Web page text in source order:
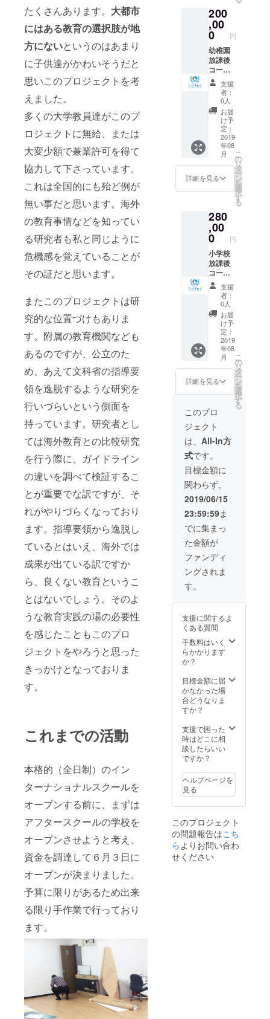
たくさんあります。 大都市
にはある教育の選択肢が地
方にないというのはあまり
に子供達がかわいそうだと
思いこのプロジェクトを考
えました。
多くの大学教員達がこのプ
ロジェクトに無給、または
大変少額で兼業許可を得て
協力して下さっています。
これは全国的にも殆ど例が
無い事だと思います。海外
の教育事情などを知ってい
る研究者も私と同じように
危機感を覚えていることが
その証だと思います。
またこのプロジェクトは研
究的な位置づけもありま
す。附属の教育機関なども
あるのですが、公立のた
め、あえて文科省の指導要
領を逸脱するような研究を
行いづらいという側面を
持っています。研究者とし
ては海外教育との比較研究
を行う際に、ガイドライン
の違いを調べて検証するこ
とが重要でな訳ですが、そ
れがやりづらくなっており
ます。指導要領から逸脱し
ているとはいえ、海外では
成果が出ている訳ですか
ら、良くない教育というこ
とはないでしょう。そのよ
うな教育実践の場の必要性
を感じたこともこのプロ
ジェクトをやろうと思った
きっかけとなっておりま
す。
これまでの活動
本格的（全日制）のイン
ターナショナルスクールを
オープンする前に、まずは
アフタースクールの学校を
オープンさせようと考え、
資金を調達して６月３日に
オープンが決まりました。
予算に限りがあるため出来
る限り手作業で行っており
ます。
※支援
時、必
ず備考
欄にご
希望の
お名前
をご記
入くだ
さい。
記入の
ない場
合は
CAMPF
IREの
ユー
ザー名
を掲
載・名
入れい
たしま
了承く
ださ
い。
shirtsは
白・青
サイズ
100 /
110 /
120 / S
/M / L か
らご用
意いた
してお
りま
す。プ
ルダウ
ンから
お選び
くださ
い。 パ
ズルは
名入れ
いたし
※支援
時、必
ず備考
欄にご
希望の
お名前
をご記
入くだ
さい。
記入の
ない場
合は
CAMPF
IREの
ユー
ザー名
を掲
載・名
入れい
たしま
す。ご
了承く
ださ
い。
ズル
（イ
メー
ジ）
内装壁
面にお
名前を
デザイ
ン
（大）
し、撮
影した
写真を
オリジ
ナル写
真フ
レーム
と共に
お届け
しま
shirtsは
白・青
サイズ
100 /
110 /
120 / S
/M / L か
らご用
意いた
してお
りま
す。プ
ルダウ
ンから
お選び
くださ
い。 パ
ズルは
名入れ
いたし
ます。
※支援
時、必
ず備考
欄にご
希望の
お名前
をご記
入くだ
さい。
記入の
ない場
合は
CAMPF
IREの
ユー
ザー名
を掲
たしま
了承く
ださ
い。
200
,00
0 円
幼稚園
放課後
コー
ス １
年間チ
ケッ
ト！ オ
フィ
シャル
のチ
ケット
という
形で
ラッピ
ングし
てお届
しま
す。。
一年間
通った
場合通
常
264,000
円のと
ころを
200,000
円にて
提供さ
せてい
ただき
ます。
保護者
以外で
も有効
ですの
で鹿児
島に親
戚やお
友達の
いる方
へのプ
レゼン
トとし
てもご
活用で
きま
す。 ま
た５年
間有効
とさせ
ていた
だきま
すので
内祝い
用いた
す。
「幼稚
園放課
後コー
ス」
通い放
題コー
ス 月
曜から
2：15～
3：00
また
は 3：
00 ま
で
支援
者：
0人
お届
け予
定：
2019
年08
月
詳細を見る
こ
の
リ
タ
ー
ン
を
選
択
す
る
280
,00
0 円
小学校
放課後
コー
ス １
年間チ
ケッ
ト！ オ
フィ
シャル
のチ
ケット
という
形で
ラッピ
ングし
てお届
けいた
しま
す。一
年間
通った
場合通
常
372,000
円のと
ころを
280,000
円にて
提供さ
せてい
ただき
ます。
保護者
以外で
で鹿児
戚やお
友達の
いる方
へのプ
レゼン
てもご
活用で
きま
す。 ま
間有効
とさせ
ていた
だきま
内祝い
などに
もご利
用いた
す。
「小学
校放課
後コー
ス」
支援
者：
0人
お届
け予
定：
2019
年08
月
詳細を見る
こ
の
リ
タ
ー
ン
を
選
択
す
る
このプロ
ジェクト
は、 All-In方
式です。
目標金額に
関わらず、
2019/06/15
23:59:59ま
でに集まっ
た金額が
ファンディ
ングされま
す。
支援に関するよ
くある質問
手数料はいく
らかかります
か？
目標金額に届
かなかった場
合どうなりま
すか？
支援で困った
時はどこに相
談したらいい
ですか？
ヘルプページを
見る
このプロジェクト
の問題報告はこち
ら よりお問い合わ
せください